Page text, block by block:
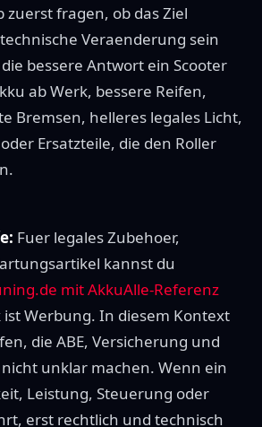
zuerst fragen, ob das Ziel
Veraenderung sein
bessere Antwort ein Scooter
ab Werk, bessere Reifen,
Bremsen, helleres legales Licht,
Ersatzteile, die den Roller
Fuer legales Zubehoer,
kannst du
mit AkkuAlle-Referenz
Werbung. In diesem Kontext
die ABE, Versicherung und
unklar machen. Wenn ein
Leistung, Steuerung oder
erst rechtlich und technisch